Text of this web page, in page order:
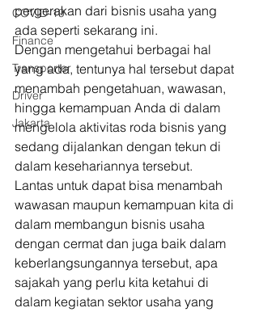
COVID-19
Finance
Transporter
Driver
Jakarta
pergerakan dari bisnis usaha yang
ada seperti sekarang ini.
Dengan mengetahui berbagai hal
yang ada, tentunya hal tersebut dapat
menambah pengetahuan, wawasan,
hingga kemampuan Anda di dalam
mengelola aktivitas roda bisnis yang
sedang dijalankan dengan tekun di
dalam kesehariannya tersebut.
Lantas untuk dapat bisa menambah
wawasan maupun kemampuan kita di
dalam membangun bisnis usaha
dengan cermat dan juga baik dalam
keberlangsungannya tersebut, apa
sajakah yang perlu kita ketahui di
dalam kegiatan sektor usaha yang